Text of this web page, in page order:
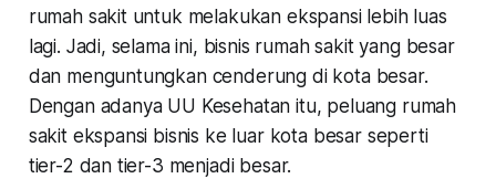
rumah sakit untuk melakukan ekspansi lebih luas
lagi. Jadi, selama ini, bisnis rumah sakit yang besar
dan menguntungkan cenderung di kota besar.
Dengan adanya UU Kesehatan itu, peluang rumah
sakit ekspansi bisnis ke luar kota besar seperti
tier-2 dan tier-3 menjadi besar.